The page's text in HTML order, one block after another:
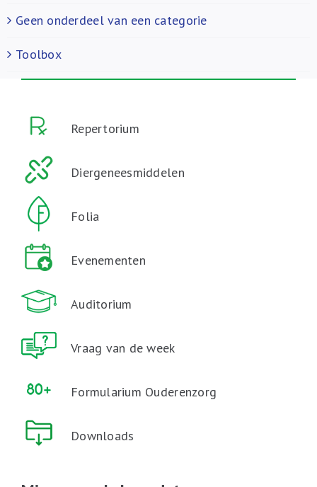
Geen onderdeel van een categorie
Toolbox
Repertorium
Diergeneesmiddelen
Folia
Evenementen
Auditorium
Vraag van de week
Formularium Ouderenzorg
Downloads